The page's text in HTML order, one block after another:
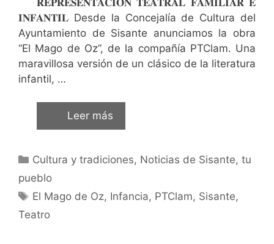
𝐈𝐍𝐅𝐀𝐍𝐓𝐈𝐋 Desde la Concejalía de Cultura del
Ayuntamiento de Sisante anunciamos la obra
“El Mago de Oz”, de la compañía PTClam. Una
maravillosa versión de un clásico de la literatura
infantil, …
Leer más
Cultura y tradiciones, Noticias de Sisante, tu
pueblo
El Mago de Oz, Infancia, PTClam, Sisante,
Teatro